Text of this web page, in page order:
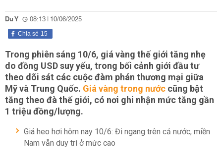
Du Y 08:13 | 10/06/2025
15
Chia sẻ
Trong phiên sáng 10/6, giá vàng thế giới tăng nhẹ
do đồng USD suy yếu, trong bối cảnh giới đầu tư
theo dõi sát các cuộc đàm phán thương mại giữa
Mỹ và Trung Quốc. Giá vàng trong nước cũng bật
tăng theo đà thế giới, có nơi ghi nhận mức tăng gần
1 triệu đồng/lượng.
Giá heo hơi hôm nay 10/6: Đi ngang trên cả nước, miền
Nam vẫn duy trì ở mức cao